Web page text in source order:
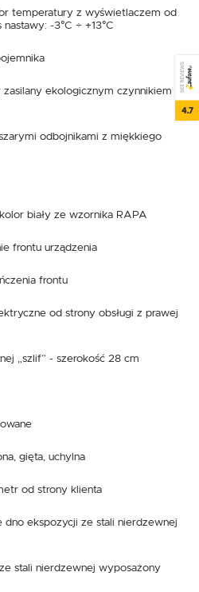
temperatury z wyświetlaczem od
-3°C ÷ +13°C
ekologicznym czynnikiem
odbojnikami z miękkiego
biały ze wzornika RAPA
frontu urządzenia
frontu
od strony obsługi z prawej
„szlif” - szerokość 28 cm
gięta, uchylna
od strony klienta
dno ekspozycji ze stali nierdzewnej
stali nierdzewnej wyposażony
SEE REVIEWS
4.7